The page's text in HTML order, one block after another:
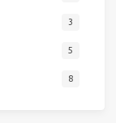
3
5
8